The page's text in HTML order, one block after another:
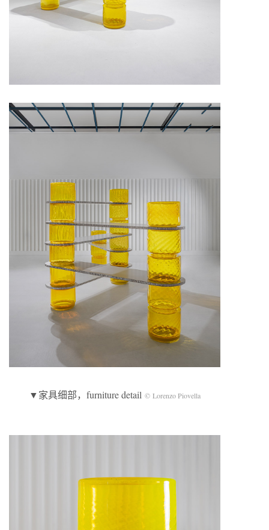
▼家具细部，furniture detail © Lorenzo Piovella